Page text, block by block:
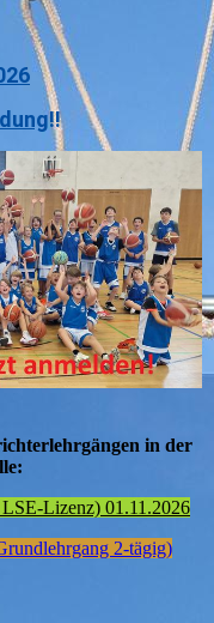
!!
in der
Lizenz) 01.11.2026
2-tägig)